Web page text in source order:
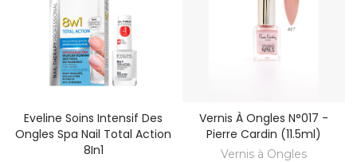
Eveline Soins Intensif Des
Ongles Spa Nail Total Action
8In1
Vernis À Ongles N°017 -
Pierre Cardin (11.5ml)
Vernis à Ongles